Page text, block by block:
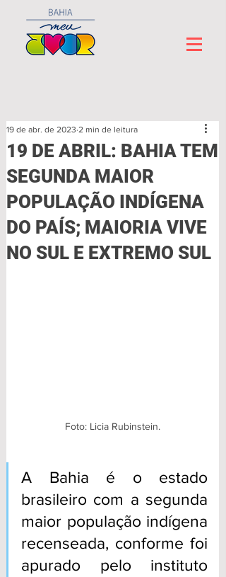
19 DE ABRIL: BAHIA TEM
SEGUNDA MAIOR
POPULAÇÃO INDÍGENA
DO PAÍS; MAIORIA VIVE
NO SUL E EXTREMO SUL
19 de abr. de 2023 2 min de leitura
Foto: Licia Rubinstein.
A Bahia é o estado
brasileiro com a segunda
maior população indígena
recenseada, conforme foi
apurado pelo instituto